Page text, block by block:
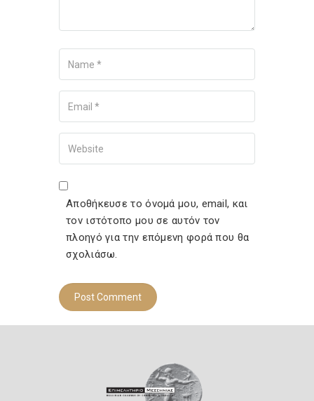
Name
Your Email
Your Website
Αποθήκευσε το όνομά μου, email, και
τον ιστότοπο μου σε αυτόν τον
πλοηγό για την επόμενη φορά που θα
σχολιάσω.